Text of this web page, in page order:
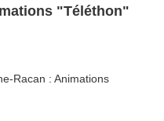
"Téléthon"